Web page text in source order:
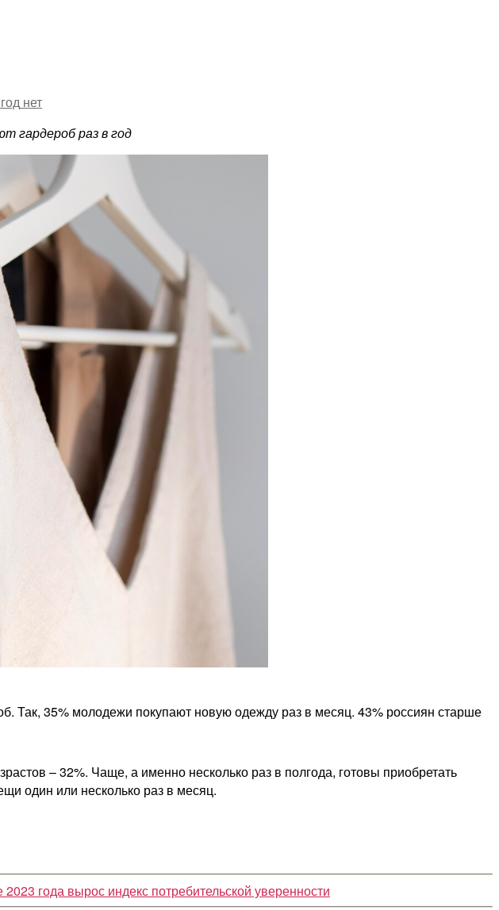
нет
гардероб раз в год
Так, 35% молодежи покупают новую одежду раз в месяц. 43% россиян старше
– 32%. Чаще, а именно несколько раз в полгода, готовы приобретать
один или несколько раз в месяц.
года вырос индекс потребительской уверенности